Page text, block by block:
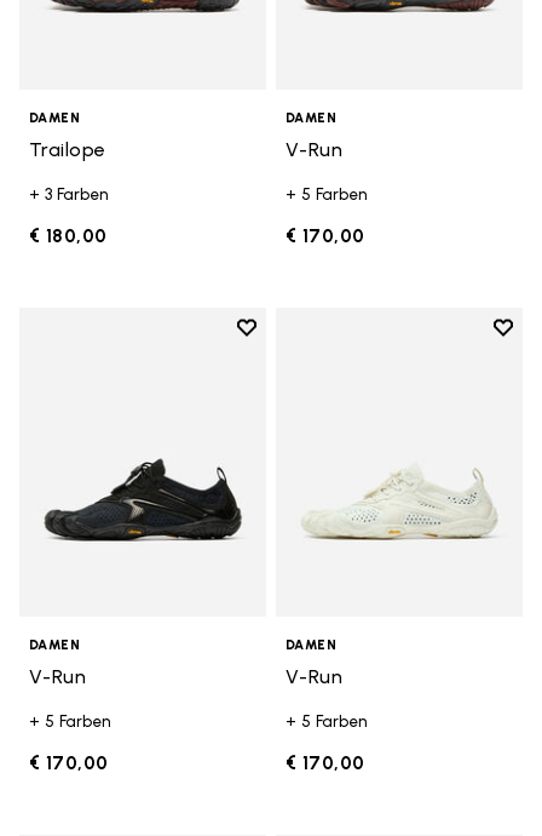
DAMEN
Trailope
+ 3 Farben
€ 180,00
DAMEN
V-Run
+ 5 Farben
€ 170,00
Add to wishlist
DAMEN
V-Run
+ 5 Farben
€ 170,00
Add
DAMEN
V-Run
+ 5 Farben
€ 170,00